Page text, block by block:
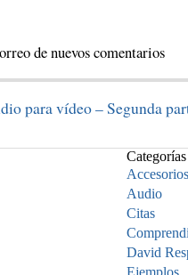
de nuevos comentarios
para vídeo – Segunda
Categorías
Accesorios
Audio
Citas
David